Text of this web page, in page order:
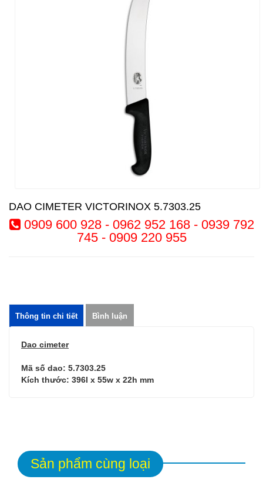
DAO CIMETER VICTORINOX 5.7303.25
0909 600 928 - 0962 952 168 - 0939 792
745 - 0909 220 955
Thông tin chi tiết Bình luận
Dao cimeter
Mã số dao: 5.7303.25
Kích thước: 396l x 55w x 22h mm
Sản phẩm cùng loại